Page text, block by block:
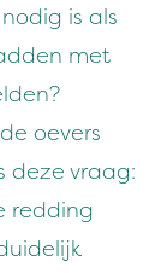
is als
met
oevers
deze vraag:
redding